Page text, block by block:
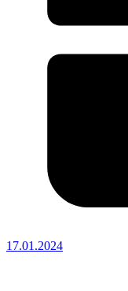
17.01.2024